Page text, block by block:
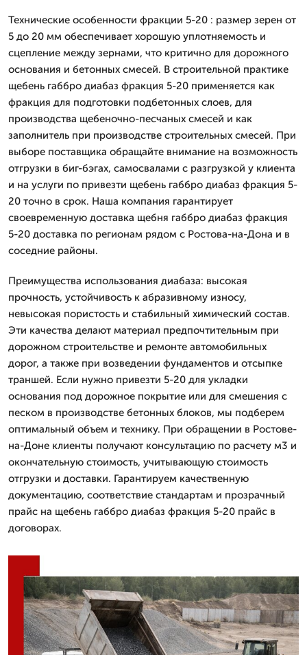
Технические особенности фракции 5-20 : размер зерен от
5 до 20 мм обеспечивает хорошую уплотняемость и
сцепление между зернами, что критично для дорожного
основания и бетонных смесей. В строительной практике
щебень габбро диабаз фракция 5-20 применяется как
фракция для подготовки подбетонных слоев, для
производства щебеночно-песчаных смесей и как
заполнитель при производстве строительных смесей. При
выборе поставщика обращайте внимание на возможность
отгрузки в биг-бэгах, самосвалами с разгрузкой у клиента
и на услуги по привезти щебень габбро диабаз фракция 5-
20 точно в срок. Наша компания гарантирует
своевременную доставка щебня габбро диабаз фракция
5-20 доставка по регионам рядом с Ростова-на-Дона и в
соседние районы.
Преимущества использования диабаза: высокая
прочность, устойчивость к абразивному износу,
невысокая пористость и стабильный химический состав.
Эти качества делают материал предпочтительным при
дорожном строительстве и ремонте автомобильных
дорог, а также при возведении фундаментов и отсыпке
траншей. Если нужно привезти 5-20 для укладки
основания под дорожное покрытие или для смешения с
песком в производстве бетонных блоков, мы подберем
оптимальный объем и технику. При обращении в Ростове-
на-Доне клиенты получают консультацию по расчету м3 и
окончательную стоимость, учитывающую стоимость
отгрузки и доставки. Гарантируем качественную
документацию, соответствие стандартам и прозрачный
прайс на щебень габбро диабаз фракция 5-20 прайс в
договорах.